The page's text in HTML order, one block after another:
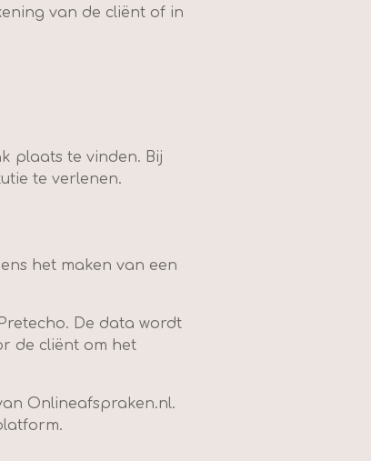
van de cliënt of in
plaats te vinden. Bij
te verlenen.
het maken van een
De data wordt
de cliënt om het
Onlineafspraken.nl.